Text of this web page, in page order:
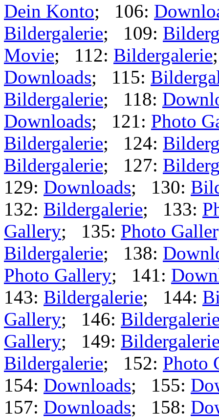
Dein Konto; 106:
Bildergalerie; 109:
Movie; 112: Bildergalerie
Downloads; 115:
Bildergalerie; 118:
Downloads; 121: Photo
Bildergalerie; 124:
Bildergalerie; 127:
129: Downloads; 130:
132: Bildergalerie; 133:
Gallery; 135: Photo
Bildergalerie; 138:
Photo Gallery; 141:
143: Bildergalerie; 144:
Gallery; 146:
Gallery; 149:
Bildergalerie; 152: Photo
154: Downloads; 155:
157: Downloads; 158: